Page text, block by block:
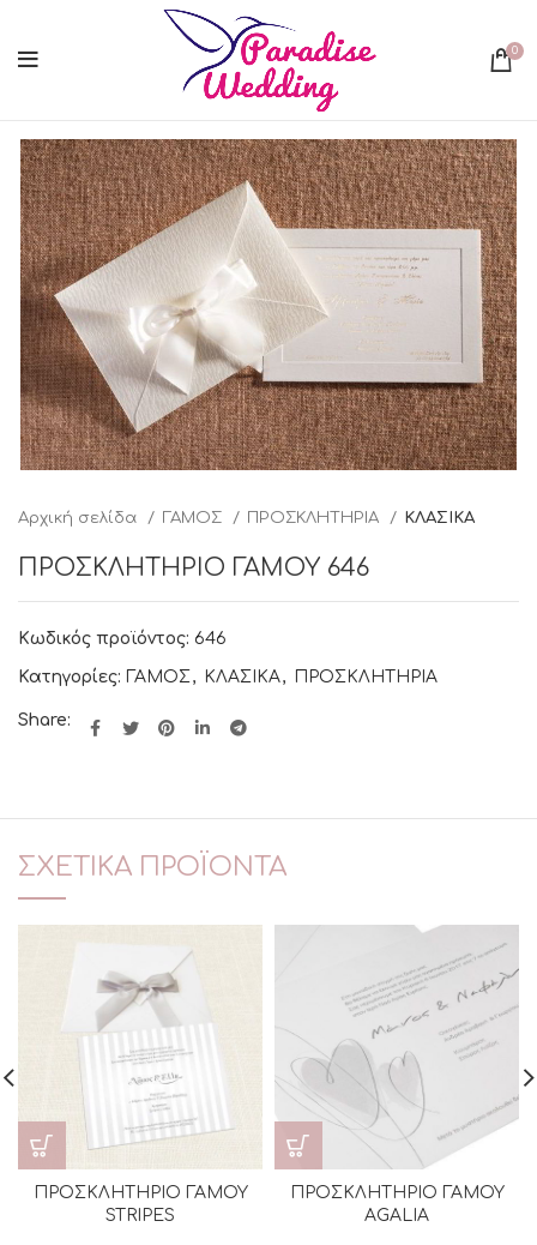
0
Αρχική σελίδα ΓΑΜΟΣ ΠΡΟΣΚΛΗΤΗΡΙΑ ΚΛΑΣΙΚΑ
ΠΡΟΣΚΛΗΤΗΡΙΟ ΓΑΜΟΥ 646
Κωδικός προϊόντος: 646
Κατηγορίες: ΓΑΜΟΣ, ΚΛΑΣΙΚΑ, ΠΡΟΣΚΛΗΤΗΡΙΑ
Share:
ΣΧΕΤΙΚΆ ΠΡΟΪΌΝΤΑ
ΠΡΟΣΚΛΗΤΗΡΙΟ ΓΑΜΟΥ
STRIPES
ΠΡΟΣΚΛΗΤΗΡΙΟ ΓΑΜΟΥ
AGALIA